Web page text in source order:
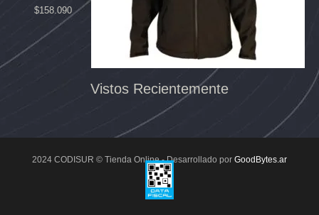
$158.090
Vistos Recientemente
2024 CODISUR © Tienda Online - Desarrollado por GoodBytes.ar